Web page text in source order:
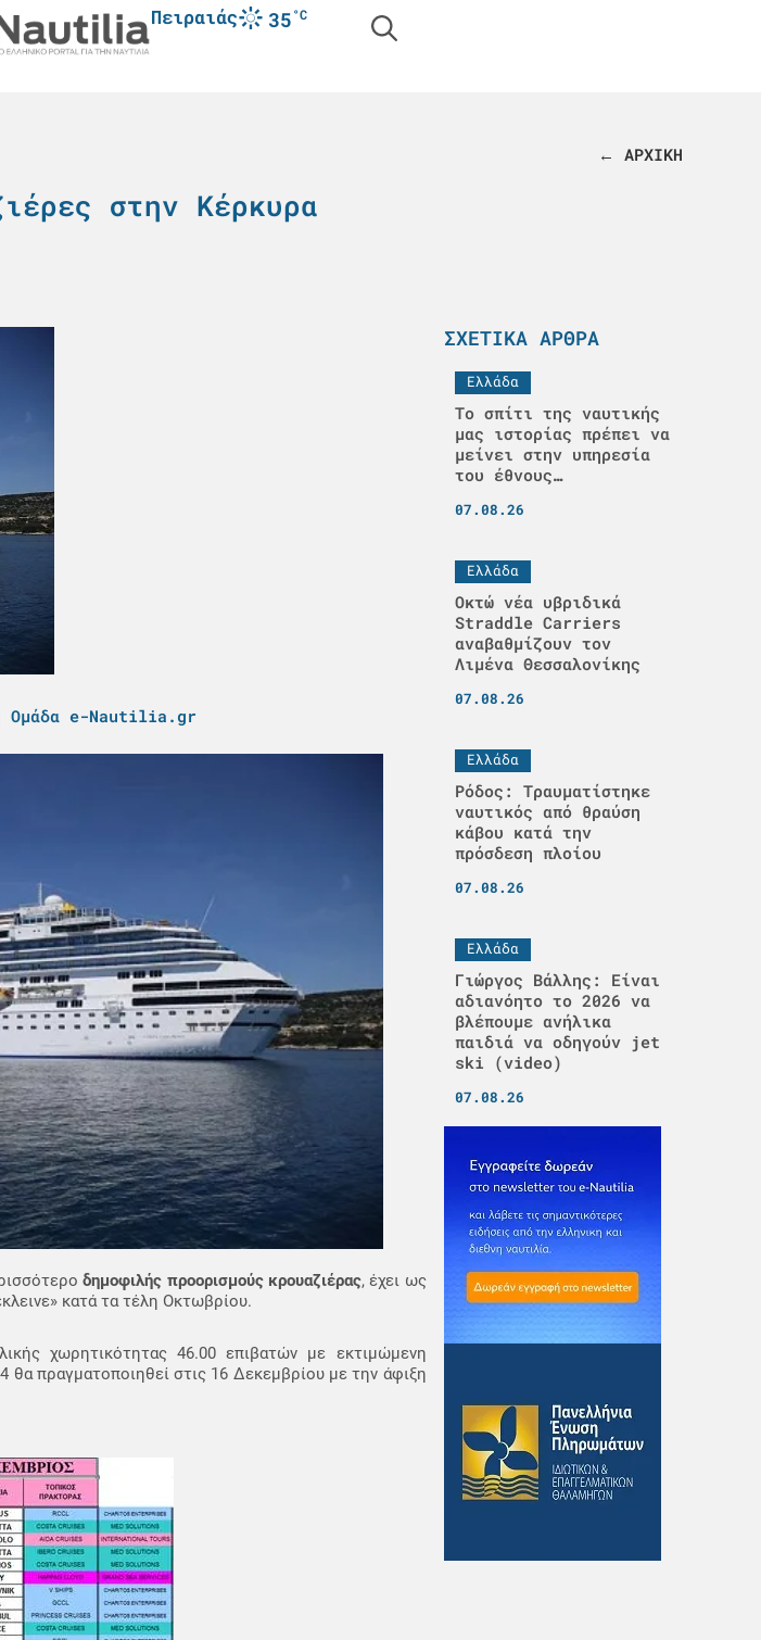
Πειραιάς 35°C
← ΑΡΧΙΚΗ
στην Κέρκυρα
Ομάδα e-Nautilia.gr
δημοφιλής προορισμούς κρουαζιέρας, έχει ως
κατά τα τέλη Οκτωβρίου.
χωρητικότητας 46.00 επιβατών με εκτιμώμενη
θα πραγματοποιηθεί στις 16 Δεκεμβρίου με την άφιξη
ΣΧΕΤΙΚΆ ΆΡΘΡΑ
Ελλάδα
Το σπίτι της ναυτικής
μας ιστορίας πρέπει να
μείνει στην υπηρεσία
του έθνους…
07.08.26
Ελλάδα
Οκτώ νέα υβριδικά
Straddle Carriers
αναβαθμίζουν τον
Λιμένα Θεσσαλονίκης
07.08.26
Ελλάδα
Ρόδος: Τραυματίστηκε
ναυτικός από θραύση
κάβου κατά την
πρόσδεση πλοίου
07.08.26
Ελλάδα
Γιώργος Βάλλης: Είναι
αδιανόητο το 2026 να
βλέπουμε ανήλικα
παιδιά να οδηγούν jet
ski (video)
07.08.26